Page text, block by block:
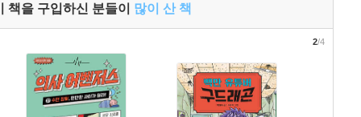
책을 구입하신 분들이 많이 산 책
2/4